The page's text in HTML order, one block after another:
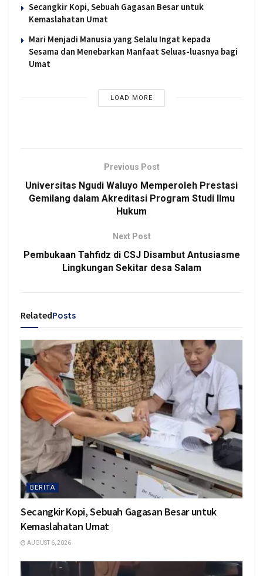
Secangkir Kopi, Sebuah Gagasan Besar untuk
Kemaslahatan Umat
Mari Menjadi Manusia yang Selalu Ingat kepada
Sesama dan Menebarkan Manfaat Seluas-luasnya bagi
Umat
LOAD MORE
Previous Post
Universitas Ngudi Waluyo Memperoleh Prestasi
Gemilang dalam Akreditasi Program Studi Ilmu
Hukum
Next Post
Pembukaan Tahfidz di CSJ Disambut Antusiasme
Lingkungan Sekitar desa Salam
RelatedPosts
BERITA
Secangkir Kopi, Sebuah Gagasan Besar untuk
Kemaslahatan Umat
AUGUST 6, 2026